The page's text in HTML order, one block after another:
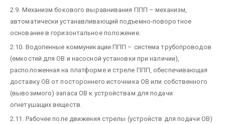
2.9. Механизм бокового выравнивания ППП – механизм,
автоматически устанавливающий подъемно-поворотное
основание в горизонтальное положение.
2.10. Водопенные коммуникации ППП – система трубопроводов
(емкостей для ОВ и насосной установки при наличии),
расположенная на платформе и стреле ППП, обеспечивающая
доставку ОВ от постороннего источника ОВ или собственного
(вывозимого) запаса ОВ к устройствам для подачи
огнетушащих веществ.
2.11. Рабочее поле движения стрелы (устройств для подачи ОВ)